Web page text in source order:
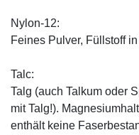
Nylon-12:
Feines Pulver, Füllstoff
Talc:
Talg (auch Talkum oder
mit Talg!).
enthält keine